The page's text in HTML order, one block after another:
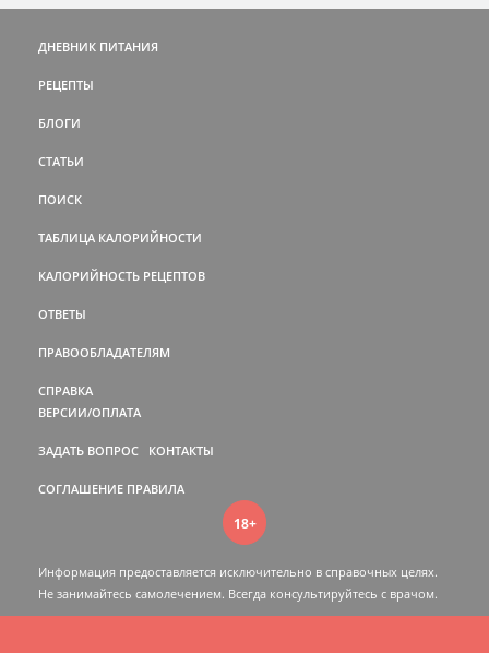
ДНЕВНИК ПИТАНИЯ
РЕЦЕПТЫ
БЛОГИ
СТАТЬИ
ПОИСК
ТАБЛИЦА КАЛОРИЙНОСТИ
КАЛОРИЙНОСТЬ РЕЦЕПТОВ
ОТВЕТЫ
ПРАВООБЛАДАТЕЛЯМ
СПРАВКА
ВЕРСИИ/ОПЛАТА
ЗАДАТЬ ВОПРОС КОНТАКТЫ
СОГЛАШЕНИЕ ПРАВИЛА
18+
Информация предоставляется исключительно в справочных целях.
Не занимайтесь самолечением. Всегда консультируйтесь c врачом.